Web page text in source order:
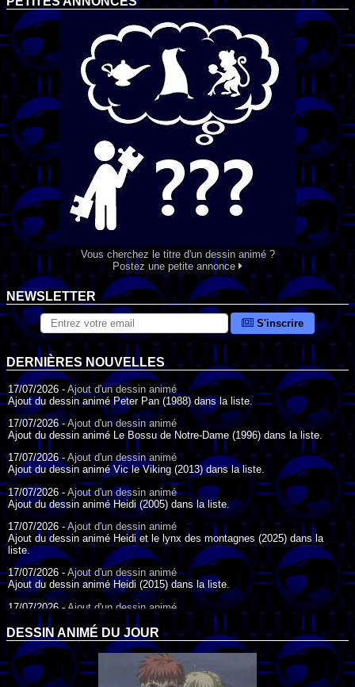
Vous cherchez le titre d'un dessin animé ?
Postez une petite annonce
NEWSLETTER
S'inscrire
DERNIÈRES NOUVELLES
17/07/2026 - Ajout d'un dessin animé
Ajout du dessin animé Peter Pan (1988) dans la liste.
17/07/2026 -Ajout d'un dessin animé
Ajout du dessin animé Le Bossu de Notre-Dame (1996) dans la liste.
17/07/2026 - Ajout d'un dessin animé
Ajout du dessin animé Vic le Viking (2013) dans la liste.
17/07/2026 - Ajout d'un dessin animé
Ajout du dessin animé Heidi (2005) dans la liste.
17/07/2026 -Ajout d'un dessin animé
Ajout du dessin animé Heidi et le lynx des montagnes (2025) dans la
liste.
17/07/2026 - Ajout d'un dessin animé
Ajout du dessin animé Heidi (2015) dans la liste.
17/07/2026 - Ajout d'un dessin animé
Ajout du dessin animé Heidi (1995) dans la liste.
09/07/2026 -Ajout d'un dessin animé
Ajout du dessin animé Genki l'Aventurier de la Chance (2006) dans la
liste.
DESSIN ANIMÉ DU JOUR